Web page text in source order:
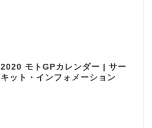
2020 モトGPカレンダー | サー
キット・インフォメーション